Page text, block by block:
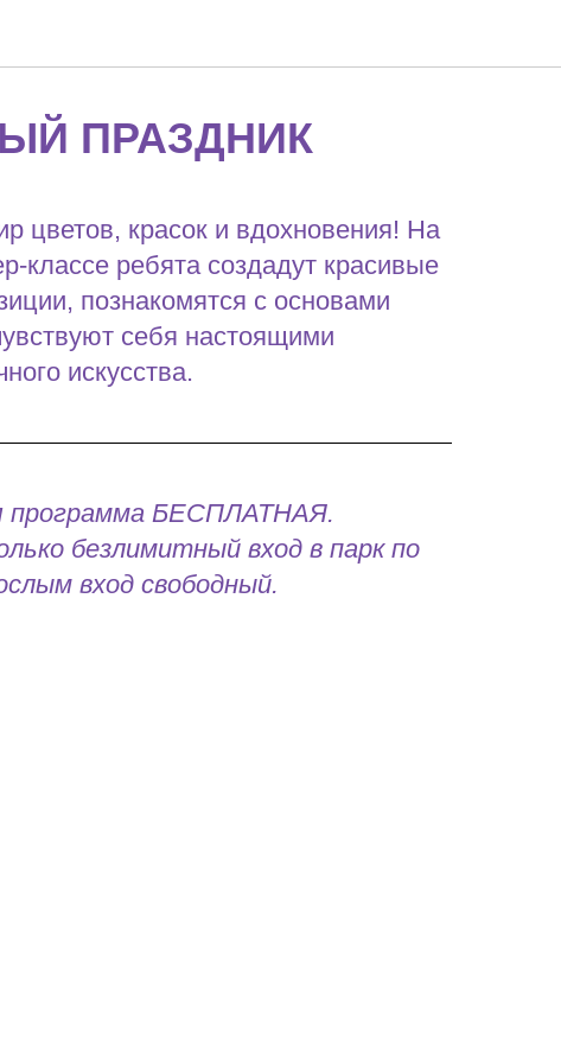
ПРАЗДНИК
цветов, красок и вдохновения! На
классе ребята создадут красивые
познакомятся с основами
себя настоящими
искусства.
программа БЕСПЛАТНАЯ.
безлимитный вход в парк по
вход свободный.